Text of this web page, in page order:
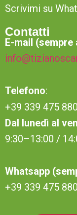
Scrivimi su
Contatti
E-mail (sempre
Telefono:
+39 339 475
Dal lunedì al
9:30–13:00 /
Whatsapp
+39 339 475